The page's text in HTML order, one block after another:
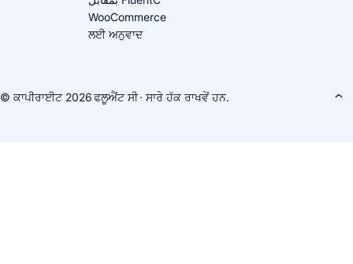
WooCommerce
ਲਈ ਅਨੁਵਾਦ
© ਕਾਪੀਰਾਈਟ 2026ਫਲੂਐਂਟ ਸੀ· ਸਾਰੇ ਹੱਕ ਰਾਖਵੇਂ ਹਨ.